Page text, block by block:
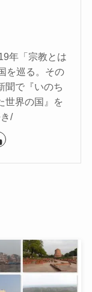
年「宗教とは
を巡る。その
聞で『いのち
世界の国』を
/